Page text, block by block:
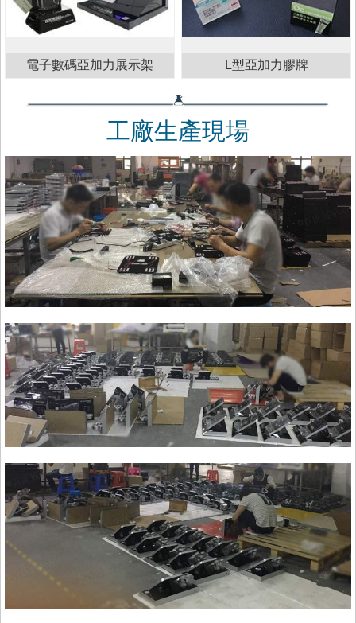
電子數碼亞加力展示架 L型亞加力膠牌
工廠生產現場